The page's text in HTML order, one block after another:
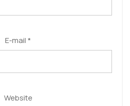
E-mail *
Website